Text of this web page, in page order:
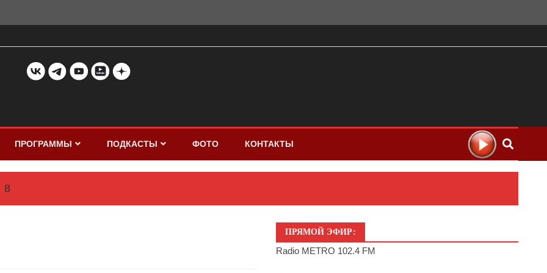
ПРОГРАММЫ ПОДКАСТЫ ФОТО КОНТАКТЫ
8
ПРЯМОЙ ЭФИР:
Radio METRO 102.4 FM